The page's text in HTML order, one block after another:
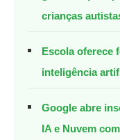
crianças
Escola oferece
inteligência
Google abre
IA e Nuvem